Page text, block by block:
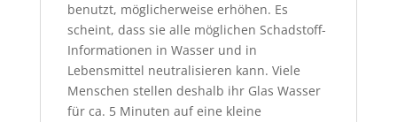
benutzt, möglicherweise erhöhen. Es
scheint, dass sie alle möglichen Schadstoff-
Informationen in Wasser und in
Lebensmittel neutralisieren kann. Viele
Menschen stellen deshalb ihr Glas Wasser
für ca. 5 Minuten auf eine kleine